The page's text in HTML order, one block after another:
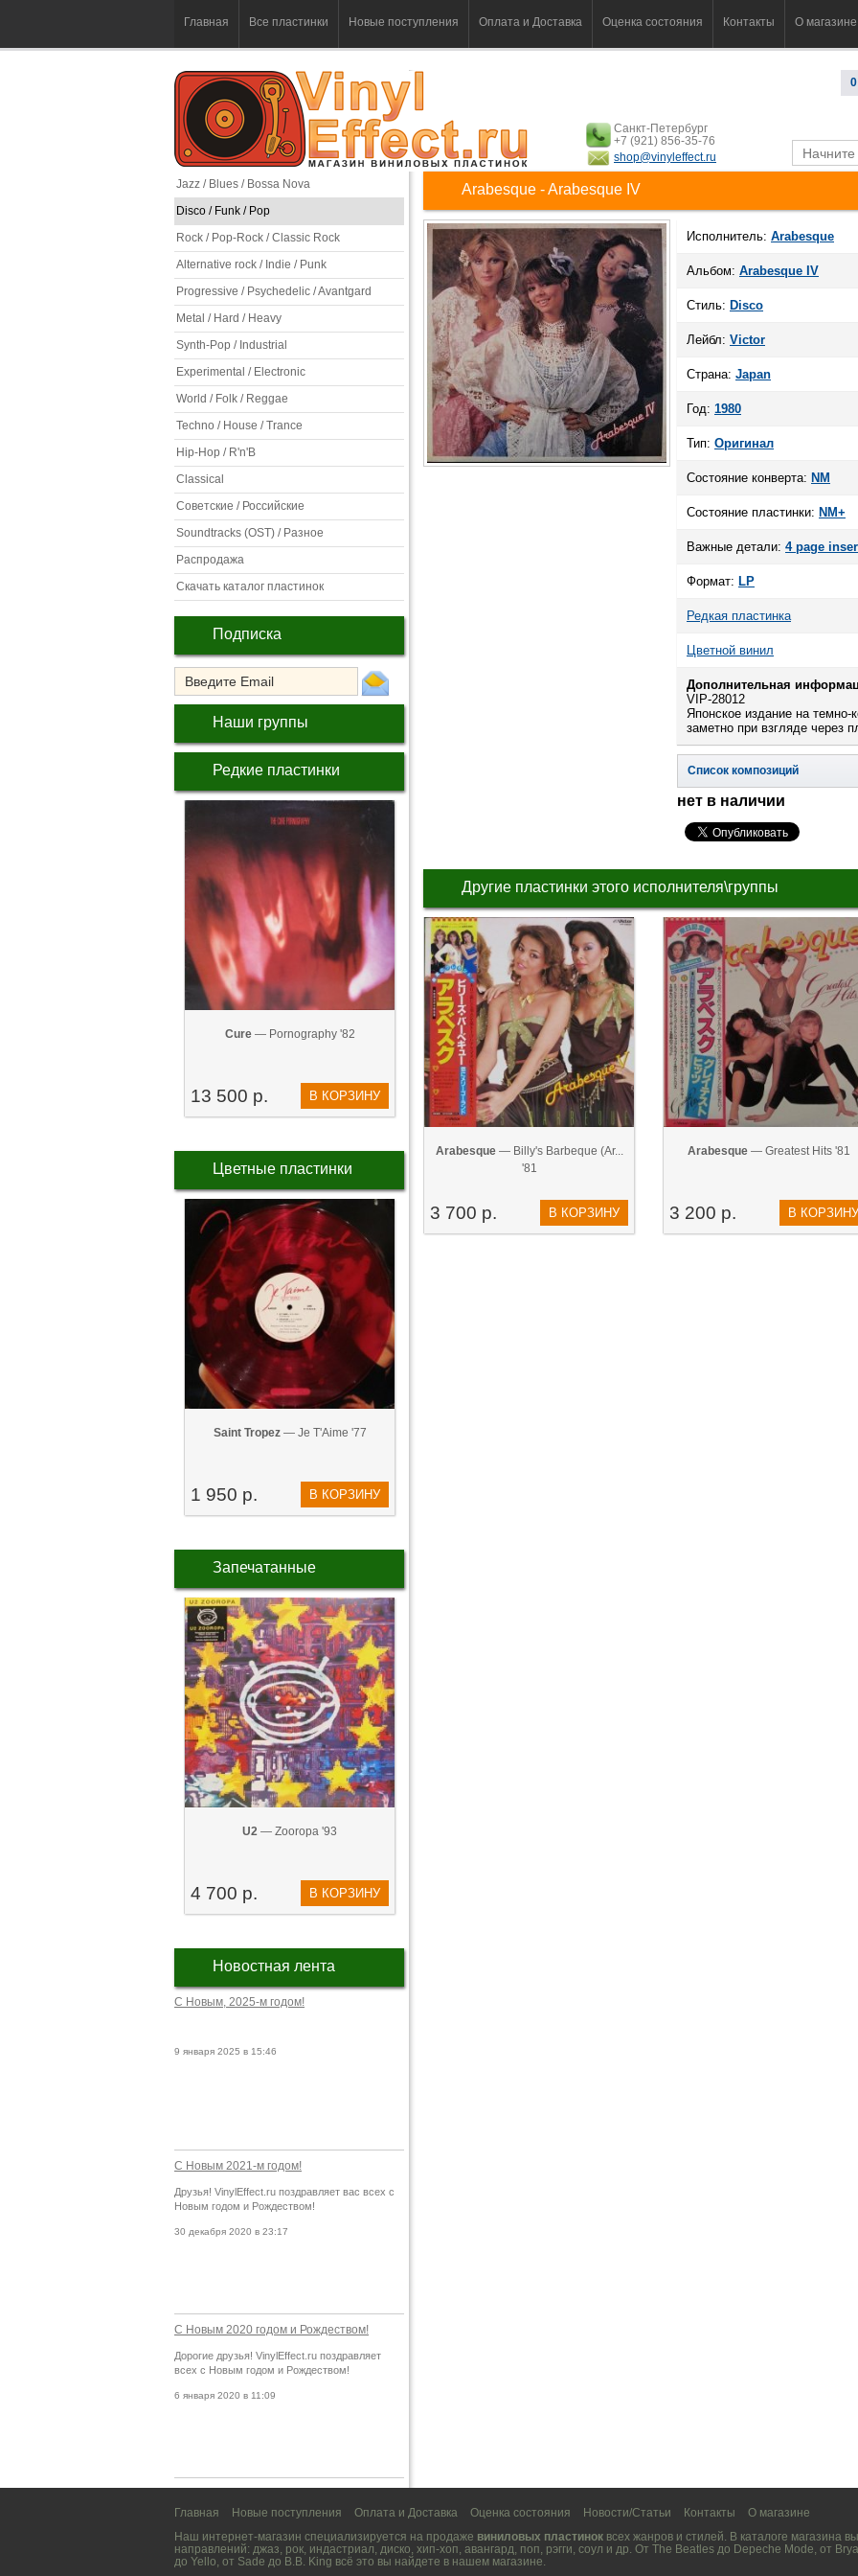
Главная Все пластинки Новые поступления Оплата и Доставка Оценка состояния Контакты О магазине
0
Санкт-Петербург
+7 (921) 856-35-76
shop@vinyleffect.ru
Jazz / Blues / Bossa Nova
Disco / Funk / Pop
Rock / Pop-Rock / Classic Rock
Alternative rock / Indie / Punk
Progressive / Psychedelic / Avantgard
Metal / Hard / Heavy
Synth-Pop / Industrial
Experimental / Electronic
World / Folk / Reggae
Techno / House / Trance
Hip-Hop / R'n'B
Classical
Советские / Российские
Soundtracks (OST) / Разное
Распродажа
Скачать каталог пластинок
Подписка
Наши группы
Редкие пластинки
Cure— Pornography '82
13 500 р. В КОРЗИНУ
Цветные пластинки
Saint Tropez— Je T'Aime '77
1 950 р. В КОРЗИНУ
Запечатанные
U2 — Zooropa '93
4 700 р. В КОРЗИНУ
Новостная лента
С Новым, 2025-м годом!
9 января 2025 в 15:46
С Новым 2021-м годом!
Друзья! VinylEffect.ru поздравляет вас всех с
Новым годом и Рождеством!
30 декабря 2020 в 23:17
С Новым 2020 годом и Рождеством!
Дорогие друзья! VinylEffect.ru поздравляет
всех с Новым годом и Рождеством!
6 января 2020 в 11:09
Arabesque - Arabesque IV
Исполнитель: Arabesque
Альбом: Arabesque IV
Стиль: Disco
Лейбл: Victor
Страна: Japan
Год: 1980
Тип: Оригинал
Состояние конверта: NM
Состояние пластинки: NM+
Важные детали: 4 page
Формат: LP
Редкая пластинка
Цветной винил
Дополнительная
VIP-28012
Японское издание на темно-
заметно при взгляде через
Список композиций
нет в наличии
Другие пластинки этого исполнителя\группы
Arabesque— Billy's Barbeque (Ar...
'81
3 700 р. В КОРЗИНУ
Arabesque— Greatest Hits '81
3 200 р. В КОРЗИНУ
Главная Новые поступления Оплата и Доставка Оценка состояния Новости/Статьи Контакты
О магазине
Наш интернет-магазин специализируется на продаже виниловых пластинок всех жанров и стилей. В каталоге магазина
направлений: джаз, рок, индастриал, диско, хип-хоп, авангард, поп, рэгги, соул и др. От The Beatles до Depeche Mode, от
до Yello, от Sade до B.B. King всё это вы найдете в нашем магазине.